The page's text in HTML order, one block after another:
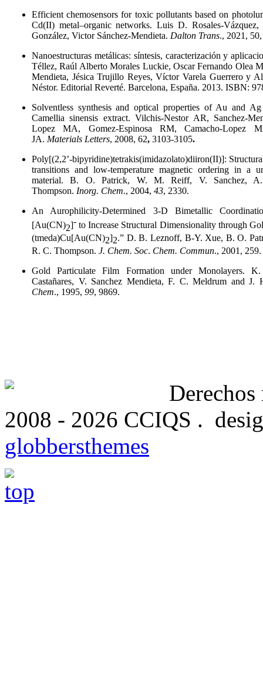
Efficient chemosensors for toxic pollutants based on
Cd(II) metal–organic networks. Luis D. Rosales-Vázquez,
González, Victor Sánchez-Mendieta. Dalton Trans., 2021,
Nanoestructuras metálicas: síntesis, caracterización y
Téllez, Raúl Alberto Morales Luckie, Oscar Fernando Olea
Mendieta, Jésica Trujillo Reyes, Víctor Varela Guerrero y
Néstor. Editorial Reverté. Barcelona, España. 2013. ISBN:
Solventless synthesis and optical properties of Au and Ag
Camellia sinensis extract. Vilchis-Nestor AR, Sanchez-
Lopez MA, Gomez-Espinosa RM, Camacho-Lopez
JA. Materials Letters, 2008, 62, 3103-3105.
Poly[(2,2’-bipyridine)tetrakis(imidazolato)diiron(II)]:
transitions and low-temperature magnetic ordering in a
material. B. O. Patrick, W. M. Reiff, V. Sanchez,
Thompson. Inorg. Chem., 2004, 43, 2330.
An Aurophilicity-Determined 3-D Bimetallic
[Au(CN)2]- to Increase Structural Dimensionality through
(tmeda)Cu[Au(CN)2]2.” D. B. Leznoff, B-Y. Xue, B. O.
R. C. Thompson. J. Chem. Soc. Chem. Commun., 2001, 259.
Gold Particulate Film Formation under Monolayers.
Castañares, V. Sanchez Mendieta, F. C. Meldrum and J.
Chem., 1995, 99, 9869.
2008 - 2026 CCIQS .
globbersthemes